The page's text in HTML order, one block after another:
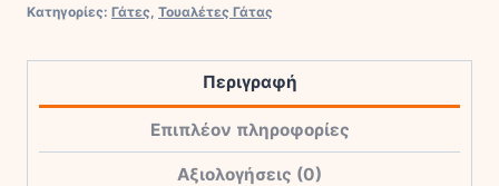
Αυτοκαθαριζόμενη
Κόσκινο
Κατηγορίες: Γάτες Τουαλέτες Γάτας
Περιγραφή
Επιπλέον πληροφορίες
Αξιολογήσεις (0)